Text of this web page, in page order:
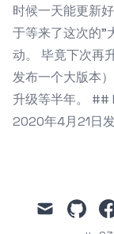
时候一天能更新
于等来了这次的”
动。 毕竟下次再
发布一个大版本
升级等半年。 ##
2020年4月21日
mail github